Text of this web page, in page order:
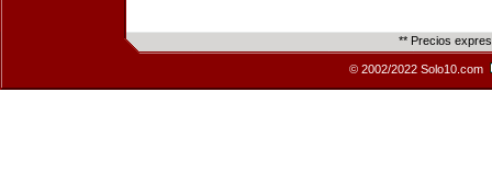
** Precios
© 2002/2022 Solo10.com